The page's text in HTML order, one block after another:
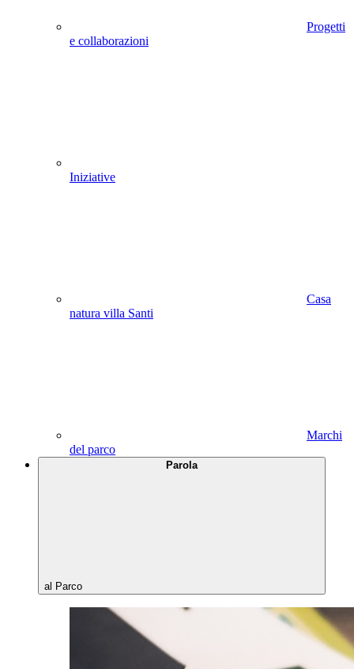
Progetti
e collaborazioni
Iniziative
Casa
natura villa Santi
Marchi
del parco
Parola
al Parco